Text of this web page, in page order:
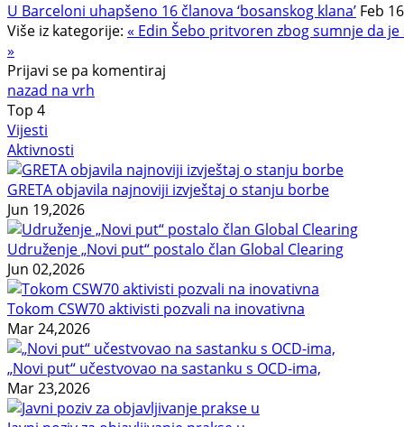
U Barceloni uhapšeno 16 članova ‘bosanskog klana’ Feb
Više iz kategorije: « Edin Šebo pritvoren zbog sumnje da
»
Prijavi se pa komentiraj
nazad na vrh
Top 4
Vijesti
Aktivnosti
GRETA objavila najnoviji izvještaj o stanju borbe
Jun 19,2026
Udruženje „Novi put“ postalo član Global Clearing
Jun 02,2026
Tokom CSW70 aktivisti pozvali na inovativna
Mar 24,2026
„Novi put“ učestvovao na sastanku s OCD-ima,
Mar 23,2026